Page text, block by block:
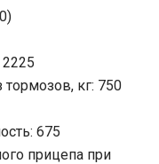
кг: 750
675
прицепа при